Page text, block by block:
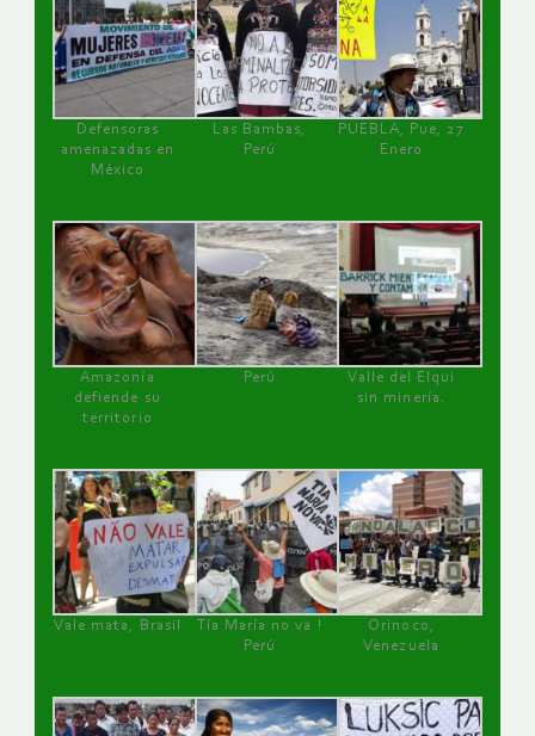
Defensoras
amenazadas en
México
Las Bambas,
Perú
PUEBLA, Pue, 27
Enero
Amazonía
defiende su
territorio
Perú
Valle del Elqui
sin minería.
Vale mata, Brasil
Tía María no va !
Perú
Orinoco,
Venezuela